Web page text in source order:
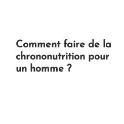
Comment faire de la
chrononutrition pour
un homme ?